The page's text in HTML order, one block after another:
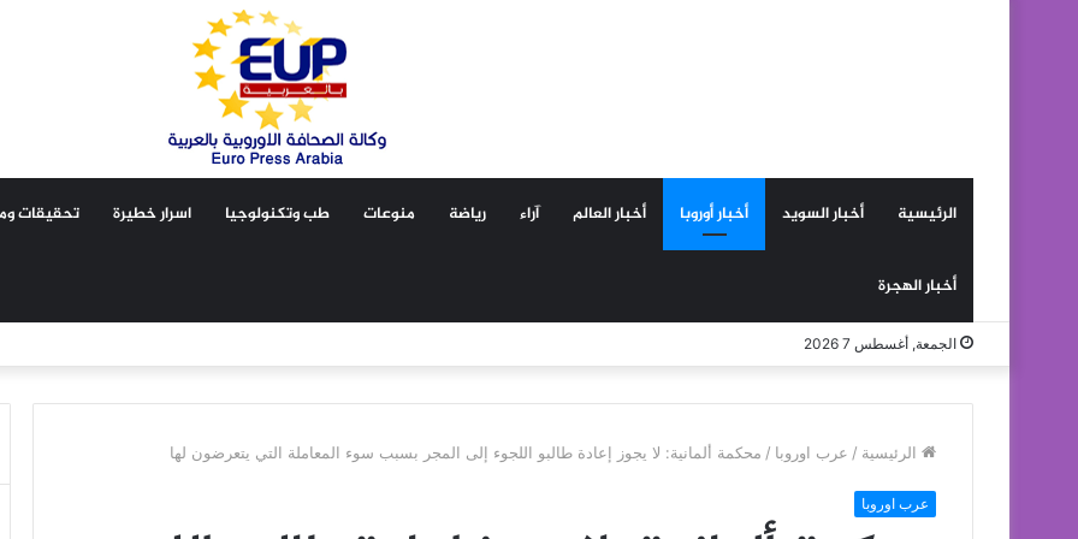
الرئيسية أخبار السويد أخبار أوروبا أخبار العالم آراء رياضة منوعات طب وتكنولوجيا اسرار خطيرة تحقيقات
أخبار الهجرة
الجمعة, أغسطس 7 2026
الرئيسية / عرب اوروبا / محكمة ألمانية: لا يجوز إعادة طالبو اللجوء إلى المجر بسبب سوء المعاملة التي يتعرضون لها
عرب اوروبا